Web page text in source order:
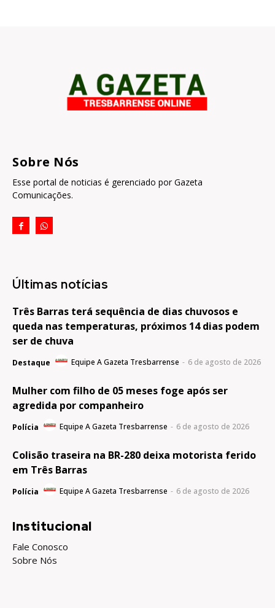
Sobre Nós
Esse portal de noticias é gerenciado por Gazeta
Comunicações.
Últimas notícias
Três Barras terá sequência de dias chuvosos e
queda nas temperaturas, próximos 14 dias podem
ser de chuva
Destaque Equipe A Gazeta Tresbarrense - 6 de agosto de 2026
Mulher com filho de 05 meses foge após ser
agredida por companheiro
Polícia Equipe A Gazeta Tresbarrense - 6 de agosto de 2026
Colisão traseira na BR-280 deixa motorista ferido
em Três Barras
Polícia Equipe A Gazeta Tresbarrense - 6 de agosto de 2026
Institucional
Fale Conosco
Sobre Nós